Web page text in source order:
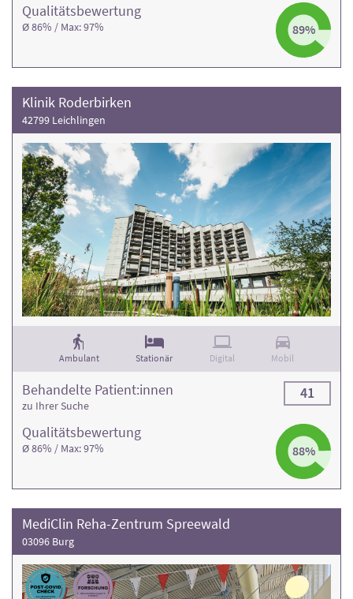
Qualitäts­bewertung
Ø 86% / Max: 97% 89%
Klinik Roderbirken
42799 Leichlingen
Ambulant Stationär Digital Mobil
Qualitäts­bewertung
Ø 86% / Max: 97% 88%
Behandelte Patient:innen
zu Ihrer Suche
41
MediClin Reha-Zentrum Spreewald
03096 Burg